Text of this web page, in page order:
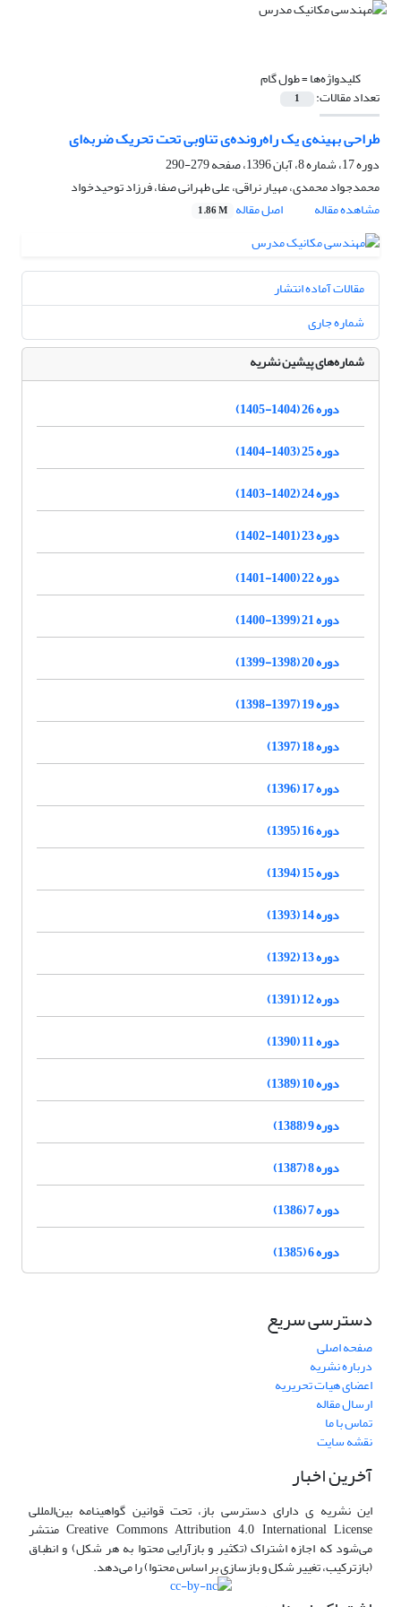
کلیدواژه‌ها =طول گام
تعداد مقالات: 1
طراحی بهینه‌ی یک راه‌رونده‌ی تناوبی تحت تحریک ضربه‌ای
دوره 17، شماره 8، آبان 1396، صفحه
279-290
محمدجواد محمدی، مهیار نراقی، علی طهرانی صفا، فرزاد توحیدخواد
مشاهده مقاله
اصل مقاله 1.86 M
مقالات آماده انتشار
شماره جاری
شماره‌های پیشین نشریه
دوره 26 (1404-1405)
دوره 25 (1403-1404)
دوره 24 (1402-1403)
دوره 23 (1401-1402)
دوره 22 (1400-1401)
دوره 21 (1399-1400)
دوره 20 (1398-1399)
دوره 19 (1397-1398)
دوره 18 (1397)
دوره 17 (1396)
دوره 16 (1395)
دوره 15 (1394)
دوره 14 (1393)
دوره 13 (1392)
دوره 12 (1391)
دوره 11 (1390)
دوره 10 (1389)
دوره 9 (1388)
دوره 8 (1387)
دوره 7 (1386)
دوره 6 (1385)
دسترسی سریع
صفحه اصلی
درباره نشریه
اعضای هیات تحریریه
ارسال مقاله
تماس با ما
نقشه سایت
آخرین اخبار
این نشریه ی دارای دسترسی باز، تحت قوانین گواهینامه بین‌المللی
Creative Commons Attribution 4.0 International License منتشر
می‌شود که اجازه اشتراک (تکثیر و بازآرایی محتوا به هر شکل) و انطباق
(بازترکیب، تغییر شکل و بازسازی بر اساس محتوا) را می‌دهد.